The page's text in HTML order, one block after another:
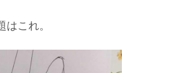
はこれ。